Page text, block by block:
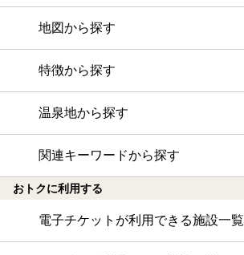
地図から探す
特徴から探す
温泉地から探す
関連キーワードから探す
おトクに利用する
電子チケットが利用できる施設一覧